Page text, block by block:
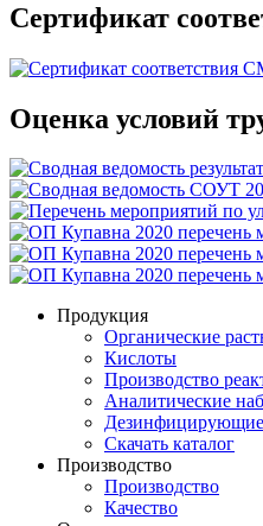
Сертификат
Оценка условий
Продукция
Органические
Кислоты
Производство
Аналитические
Дезинфицирующие
Скачать каталог
Производство
Производство
Качество